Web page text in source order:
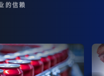
的信赖